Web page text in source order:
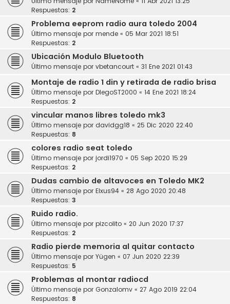
Respuestas: 2
Problema eeprom radio aura toledo 2004
Último mensaje por mende « 05 Mar 2021 18:51
Respuestas: 2
Ubicación Modulo Bluetooth
Último mensaje por vbetancourt « 31 Ene 2021 01:43
Montaje de radio 1 din y retirada de radio brisa
Último mensaje por DIegoST2000 « 14 Ene 2021 18:24
Respuestas: 2
vincular manos libres toledo mk3
Último mensaje por davidgg18 « 25 Dic 2020 22:40
Respuestas: 8
colores radio seat toledo
Último mensaje por jordi1970 « 05 Sep 2020 15:29
Respuestas: 2
Dudas cambio de altavoces en Toledo MK2
Último mensaje por Elxus94 « 28 Ago 2020 20:48
Respuestas: 3
Ruido radio.
Último mensaje por pizcolito « 20 Jun 2020 17:37
Respuestas: 2
Radio pierde memoria al quitar contacto
Último mensaje por Yügen « 07 Jun 2020 22:39
Respuestas: 5
Problemas al montar radiocd
Último mensaje por Gonzalomv « 27 Ago 2019 22:04
Respuestas: 8